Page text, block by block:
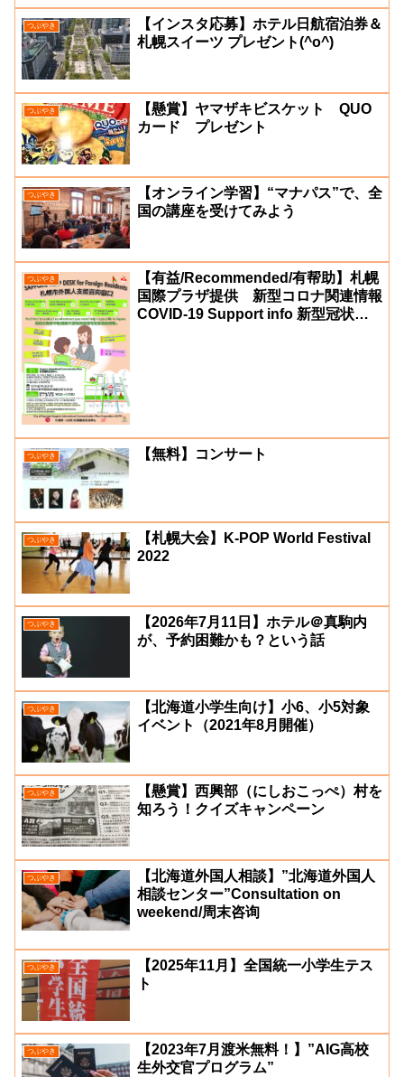
つぶやき
【インスタ応募】ホテル日航宿泊券＆
札幌スイーツ プレゼント(^o^)
つぶやき
【懸賞】ヤマザキビスケット QUO
カード プレゼント
つぶやき
【オンライン学習】“マナパス”で、全
国の講座を受けてみよう
つぶやき
【有益/Recommended/有帮助】札幌
国際プラザ提供 新型コロナ関連情報
COVID-19 Support info 新型冠状肺
つぶやき 【無料】コンサート
つぶやき
【札幌大会】K-POP World Festival
2022
つぶやき
【2026年7月11日】ホテル＠真駒内
が、予約困難かも？という話
つぶやき
【北海道小学生向け】小6、小5対象
イベント（2021年8月開催）
つぶやき
【懸賞】西興部（にしおこっぺ）村を
知ろう！クイズキャンペーン
つぶやき
【北海道外国人相談】”北海道外国人
相談センター”Consultation on
weekend/周末咨询
つぶやき
【2025年11月】全国統一小学生テス
ト
つぶやき
【2023年7月渡米無料！】”AIG高校
生外交官プログラム”